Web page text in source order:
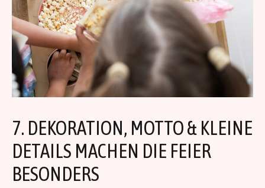
7. DEKORATION, MOTTO & KLEINE
DETAILS MACHEN DIE FEIER
BESONDERS